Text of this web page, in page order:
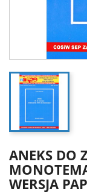
ANEKS DO
WERSJA